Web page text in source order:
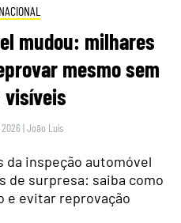
NACIONAL
mudou: milhares
mesmo sem
visíveis
|João Luís
inspeção automóvel
de surpresa: saiba como
e evitar reprovação